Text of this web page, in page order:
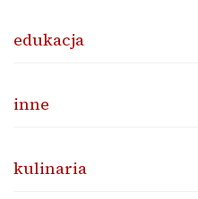
edukacja
inne
kulinaria